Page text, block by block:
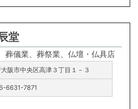
堂
葬儀業、葬祭業、仏壇・仏具店
阪市中央区高津３丁目１－３
6631-7871